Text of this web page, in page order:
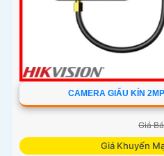
CAMERA GIẤU KÍN
Giá
Giá Khuyến